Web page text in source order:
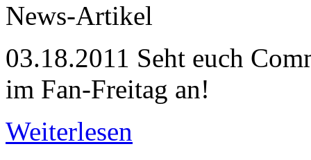
News-Artikel
03.18.2011 Seht euch
im Fan-Freitag an!
Weiterlesen